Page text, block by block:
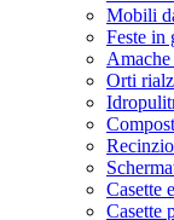
Mobili
Feste in
Orti
Casette
Casette